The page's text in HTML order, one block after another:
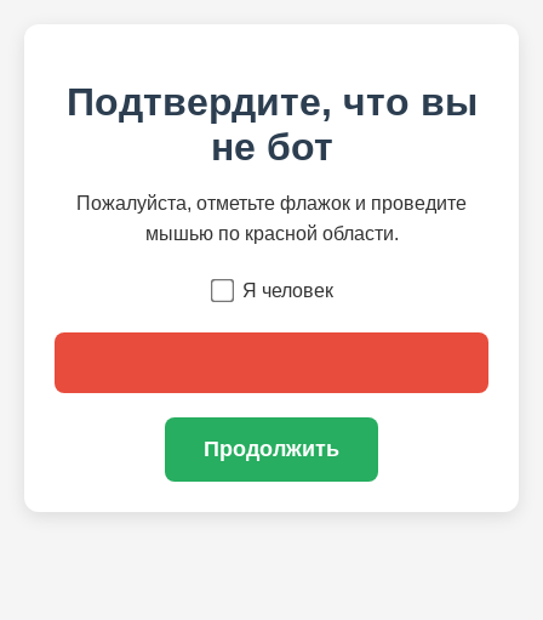
Подтвердите, что вы
не бот
Пожалуйста, отметьте флажок и проведите
мышью по красной области.
Я человек
Продолжить